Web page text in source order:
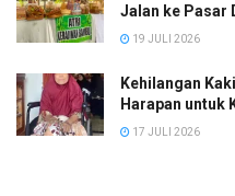
Jalan ke Pasar
19 JULI 2026
Kehilangan
Harapan untuk
17 JULI 2026